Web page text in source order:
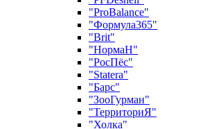
"ProBalance"
"Формула365"
"Brit"
"НормаН"
"РосПёс"
"Statera"
"Барс"
"ЗооГурман"
"ТерриториЯ"
"Холка"